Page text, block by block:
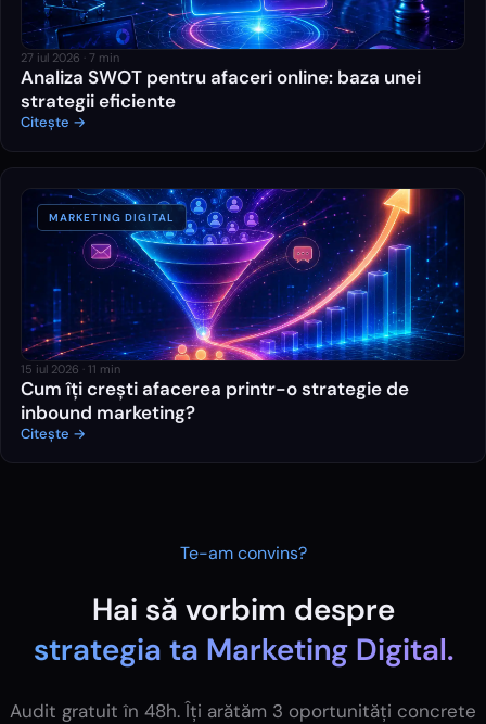
27 iul 2026 · 7 min
Analiza SWOT pentru afaceri online: baza unei
strategii eficiente
Citește →
MARKETING DIGITAL
15 iul 2026 · 11 min
Cum îți crești afacerea printr-o strategie de
inbound marketing?
Citește →
Te-am convins?
Hai să vorbim despre
strategia ta Marketing Digital.
Audit gratuit în 48h. Îți arătăm 3 oportunități concrete